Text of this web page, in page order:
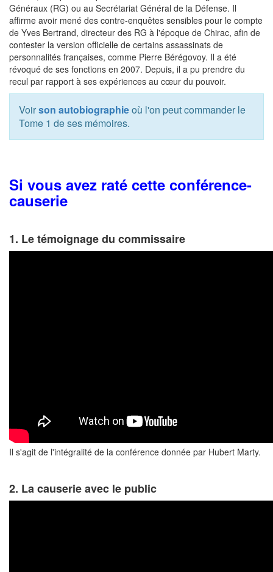
Généraux (RG) ou ‌au Secrétariat Général de la Défense. Il
affirme avoir mené des contre-enquêtes sensibles pour le compte
de Yves Bertrand, directeur des RG à l'époque de Chirac, afin de
contester la version officielle de certains assassinats de
personnalités françaises, comme Pierre Bérégovoy. Il a été
révoqué de ses fonctions en 2007. Depuis, il a pu prendre du
recul par rapport à ses expériences au cœur du pouvoir.
Voirson autobiographieoù l'on peut commander le
Tome 1 de ses mémoires.
Si vous avez raté cette conférence-
causerie
1. Le témoignage du commissaire
Il s'agit de l'intégralité de la conférence donnée par Hubert Marty.
2. La causerie avec le public